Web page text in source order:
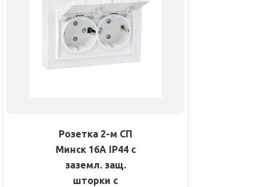
Розетка 2-м СП
Минск 16А IP44 с
заземл. защ.
шторки с